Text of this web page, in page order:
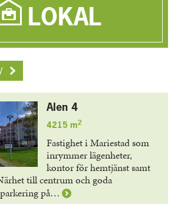
LOKAL
Alen 4
4215 m2
Fastighet i Mariestad som
inrymmer lägenheter,
kontor för hemtjänst samt
till centrum och goda
på… Läs